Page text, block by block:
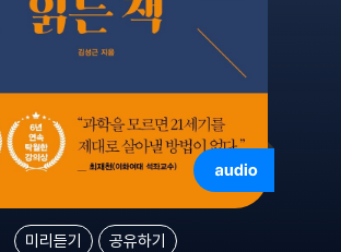
미리듣기 공유하기